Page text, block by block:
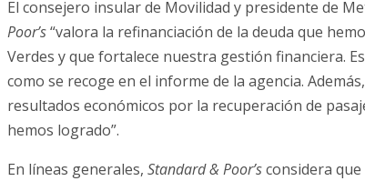
El consejero insular de Movilidad y presidente de
Poor’s“valora la refinanciación de la deuda que
Verdes y que fortalece nuestra gestión financiera.
como se recoge en el informe de la agencia.
resultados económicos por la recuperación de
hemos logrado”.
En líneas generales, Standard & Poor’sconsidera